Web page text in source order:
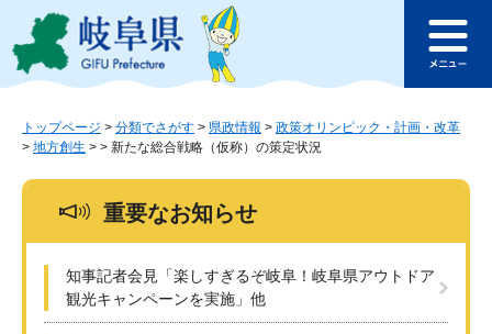
ジ
ュ
このページの本文へ
ュ
トップページ > 分類でさがす > 県政情報 > 政策オリンピック・計画・改革
> 地方創生 > > 新たな総合戦略（仮称）の策定状況
重要なお知らせ
知事記者会見「楽しすぎるぞ岐阜！岐阜県アウトドア
観光キャンペーンを実施」他